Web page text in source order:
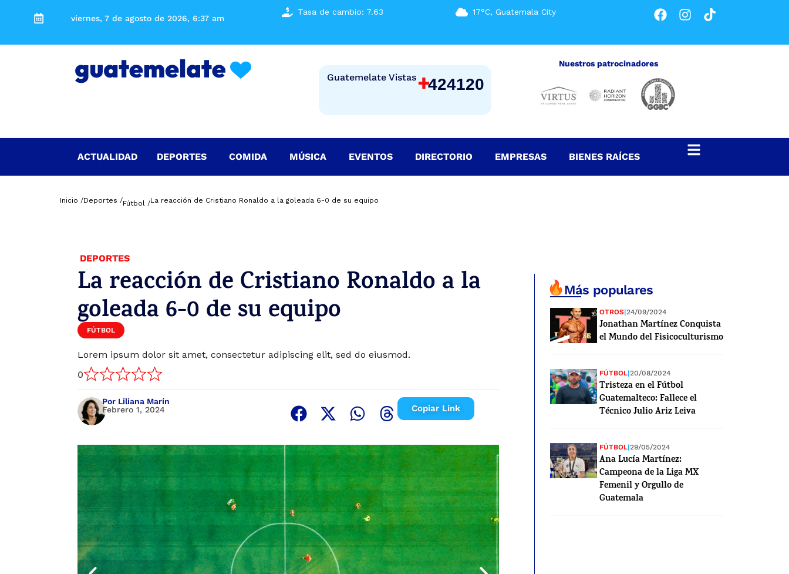
viernes, 7 de agosto de 2026, 6:37 am
Tasa de cambio: 7.63 17°C, Guatemala City
Guatemelate Vistas +424120
Nuestros patrocinadores
ACTUALIDAD DEPORTES COMIDA MÚSICA EVENTOS DIRECTORIO EMPRESAS BIENES RAÍCES
Inicio /Deportes /Fútbol /La reacción de Cristiano Ronaldo a la goleada 6-0 de su equipo
DEPORTES
La reacción de Cristiano Ronaldo a la
goleada 6-0 de su equipo
FÚTBOL
Lorem ipsum dolor sit amet, consectetur adipiscing elit, sed do eiusmod.
0
Por Liliana Marín
Febrero 1, 2024
Copiar Link
Más populares
OTROS|24/09/2024
Jonathan Martínez Conquista
el Mundo del Fisicoculturismo
FÚTBOL|20/08/2024
Tristeza en el Fútbol
Guatemalteco: Fallece el
Técnico Julio Ariz Leiva
FÚTBOL|29/05/2024
Ana Lucía Martínez:
Campeona de la Liga MX
Femenil y Orgullo de
Guatemala